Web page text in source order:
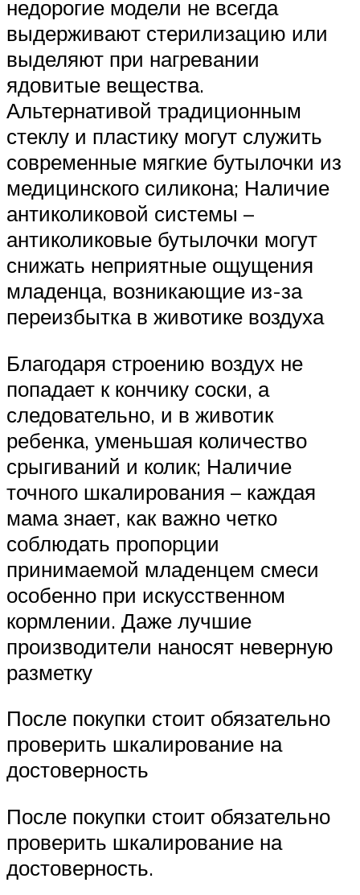
недорогие модели не всегда
выдерживают стерилизацию или
выделяют при нагревании
ядовитые вещества.
Альтернативой традиционным
стеклу и пластику могут служить
современные мягкие бутылочки из
медицинского силикона; Наличие
антиколиковой системы –
антиколиковые бутылочки могут
снижать неприятные ощущения
младенца, возникающие из-за
переизбытка в животике воздуха
Благодаря строению воздух не
попадает к кончику соски, а
следовательно, и в животик
ребенка, уменьшая количество
срыгиваний и колик; Наличие
точного шкалирования – каждая
мама знает, как важно четко
соблюдать пропорции
принимаемой младенцем смеси
особенно при искусственном
кормлении. Даже лучшие
производители наносят неверную
разметку
После покупки стоит обязательно
проверить шкалирование на
достоверность
После покупки стоит обязательно
проверить шкалирование на
достоверность.